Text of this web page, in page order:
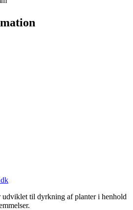
udviklet til dyrkning af planter i henhold